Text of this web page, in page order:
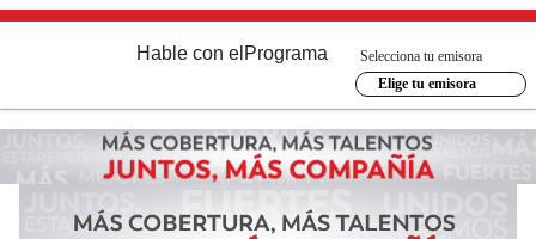
Hable con el Programa
Selecciona tu emisora
Elige tu emisora